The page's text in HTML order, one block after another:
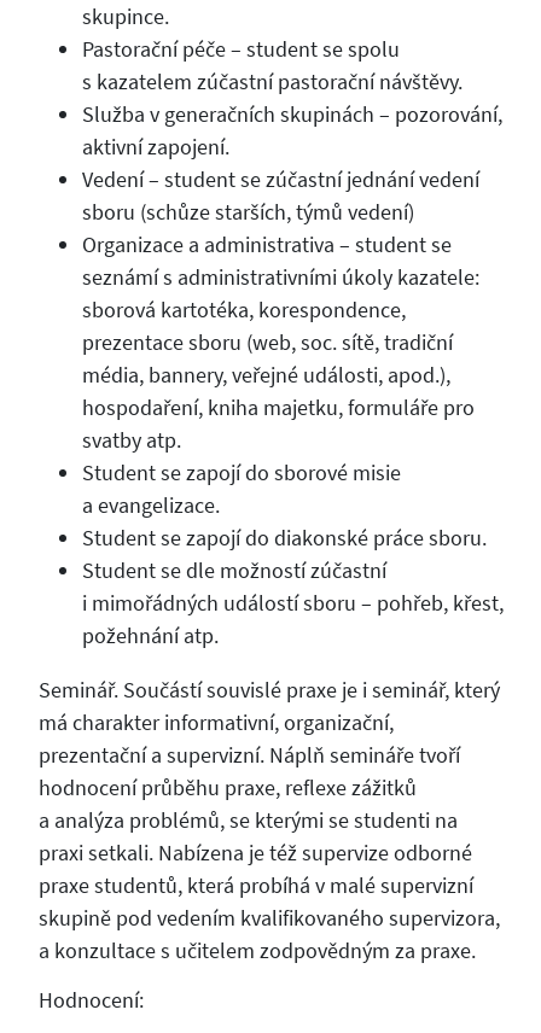
skupince.
Pastorační péče – student se spolu
s kazatelem zúčastní pastorační návštěvy.
Služba v generačních skupinách – pozorování,
aktivní zapojení.
Vedení – student se zúčastní jednání vedení
sboru (schůze starších, týmů vedení)
Organizace a administrativa – student se
seznámí s administrativními úkoly kazatele:
sborová kartotéka, korespondence,
prezentace sboru (web, soc. sítě, tradiční
média, bannery, veřejné události, apod.),
hospodaření, kniha majetku, formuláře pro
svatby atp.
Student se zapojí do sborové misie
a evangelizace.
Student se zapojí do diakonské práce sboru.
Student se dle možností zúčastní
i mimořádných událostí sboru – pohřeb, křest,
požehnání atp.
Seminář. Součástí souvislé praxe je i seminář, který
má charakter informativní, organizační,
prezentační a supervizní. Náplň semináře tvoří
hodnocení průběhu praxe, reflexe zážitků
a analýza problémů, se kterými se studenti na
praxi setkali. Nabízena je též supervize odborné
praxe studentů, která probíhá v malé supervizní
skupině pod vedením kvalifikovaného supervizora,
a konzultace s učitelem zodpovědným za praxe.
Hodnocení: